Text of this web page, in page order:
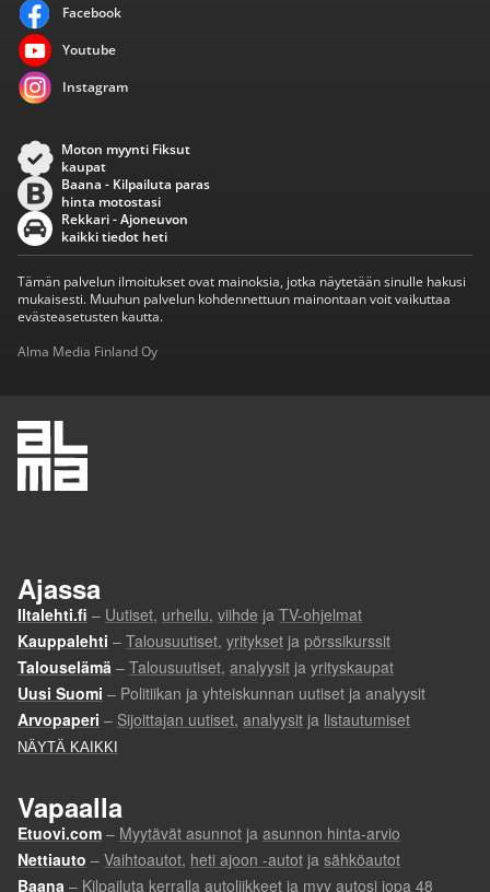
Facebook
Youtube
Instagram
Moton myynti Fiksut
kaupat
Baana - Kilpailuta paras
hinta motostasi
Rekkari - Ajoneuvon
kaikki tiedot heti
Tämän palvelun ilmoitukset ovat mainoksia, jotka näytetään sinulle hakusi
mukaisesti. Muuhun palvelun kohdennettuun mainontaan voit vaikuttaa
evästeasetusten kautta.
Alma Media Finland Oy